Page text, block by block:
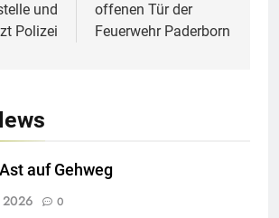
und
Polizei
offenen Tür der
Feuerwehr Paderborn
auf Gehweg
2026
0